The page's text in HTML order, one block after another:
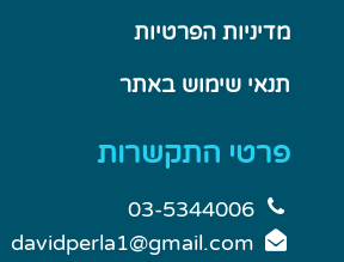
מדיניות הפרטיות
תנאי שימוש באתר
פרטי התקשרות
03-5344006
davidperla1@gmail.com